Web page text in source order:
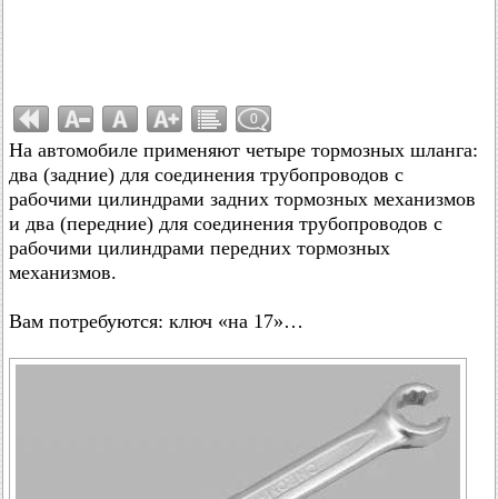
0
На автомобиле применяют четыре тормозных шланга:
два (задние) для соединения трубопроводов с
рабочими цилиндрами задних тормозных механизмов
и два (передние) для соединения трубопроводов с
рабочими цилиндрами передних тормозных
механизмов.
Вам потребуются: ключ «на 17»…